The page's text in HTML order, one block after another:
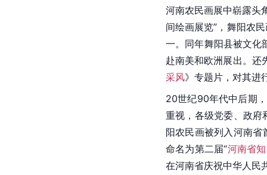
河南农民画展中崭露头
间绘画展览”，舞阳农
一。同年舞阳县被文化
赴南美和欧洲展出。还
采风》专题片，对其进
20世纪90年代中后期
重视，各级党委、政
阳农民画被列入河南省
命名为第二届“河南省
在河南省庆祝中华人民